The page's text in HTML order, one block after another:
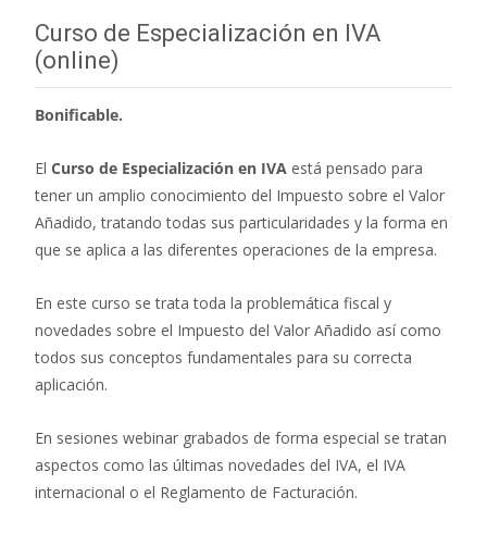
entradas
Curso de Especialización en IVA
(online)
Bonificable.
El Curso de Especialización en IVA está pensado para
tener un amplio conocimiento del Impuesto sobre el Valor
Añadido, tratando todas sus particularidades y la forma en
que se aplica a las diferentes operaciones de la empresa.
En este curso se trata toda la problemática fiscal y
novedades sobre el Impuesto del Valor Añadido así como
todos sus conceptos fundamentales para su correcta
aplicación.
En sesiones webinar grabados de forma especial se tratan
aspectos como las últimas novedades del IVA, el IVA
internacional o el Reglamento de Facturación.